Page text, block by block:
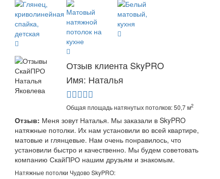
Отзыв клиента SkyPRO
Имя: Наталья
Общая площадь натянутых потолков: 50,7 м2
Отзыв: Меня зовут Наталья. Мы заказали в SkyPRO
натяжные потолки. Их нам установили во всей квартире,
матовые и глянцевые. Нам очень понравилось, что
установили быстро и качественно. Мы будем советовать
компанию СкайПРО нашим друзьям и знакомым.
Натяжные потолки Чудово SkyPRO: